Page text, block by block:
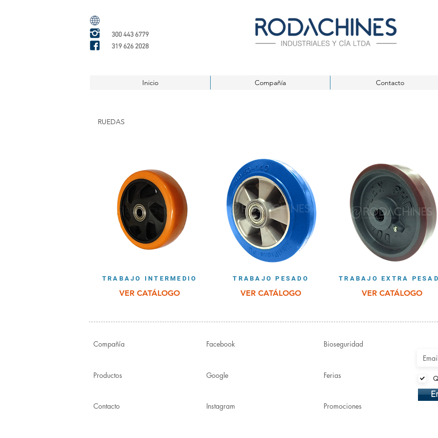
300 443 6779
319 626 2028
Inicio Compañía Contacto
RUEDAS
TRABAJO INTERMEDIO
VER CATÁLOGO
TRABAJO PESADO
VER CATÁLOGO
TRABAJO EXTRA
VER CATÁLOGO
Compañía
Productos
Contacto
Facebook
Google
Instagram
Bioseguridad
Ferias
Promociones